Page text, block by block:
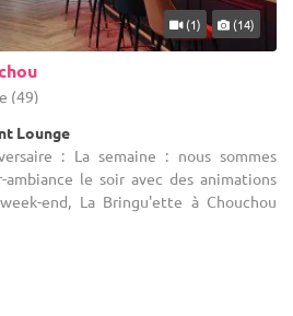
(1) (14)
(49)
Lounge
: La semaine : nous sommes
le soir avec des animations
end, La Bringu'ette à Chouchou